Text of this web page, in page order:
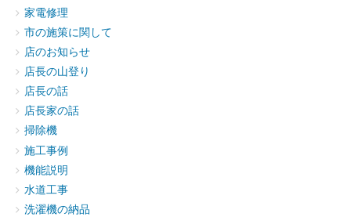
家電修理
市の施策に関して
店のお知らせ
店長の山登り
店長の話
店長家の話
掃除機
施工事例
機能説明
水道工事
洗濯機の納品